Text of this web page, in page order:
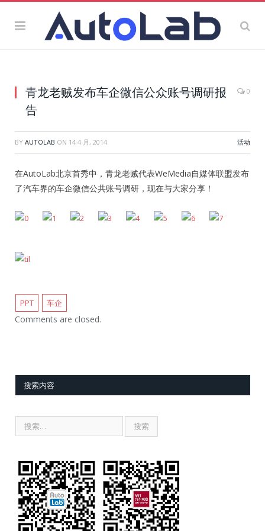
青龙老贼发布车企微信公众账号调研报
告
0
BY AUTOLAB ON 14 4 月, 2014 活动
在AutoLab北京首秀中，青龙老贼代表WeMedia自媒体联盟发布
了汽车界的车企微信公共账号调研，现在与大家分享！
PPT 车企
Comments are closed.
搜索内容